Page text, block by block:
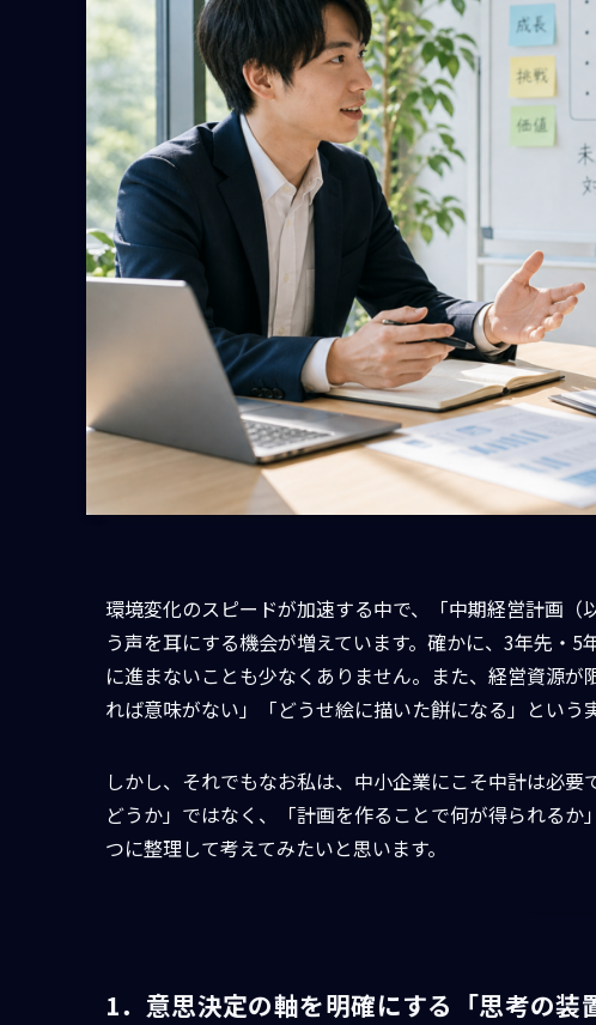
環境変化のスピードが加速する中で、「中期経営計画
う声を耳にする機会が増えています。確かに、3年先・
に進まないことも少なくありません。また、経営資源
れば意味がない」「どうせ絵に描いた餅になる」という
しかし、それでもなお私は、中小企業にこそ中計は必
どうか」ではなく、「計画を作ることで何が得られる
つに整理して考えてみたいと思います。
1．意思決定の軸を明確にする「思考の装